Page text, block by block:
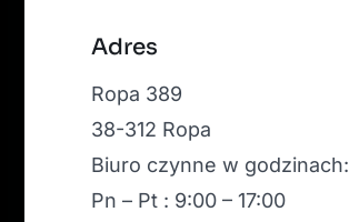
|Map tiles by
OpenStreetMap, under ODbL.
Adres
Ropa 389
38-312 Ropa
Biuro czynne w godzinach:
Pn – Pt : 9:00 – 17:00